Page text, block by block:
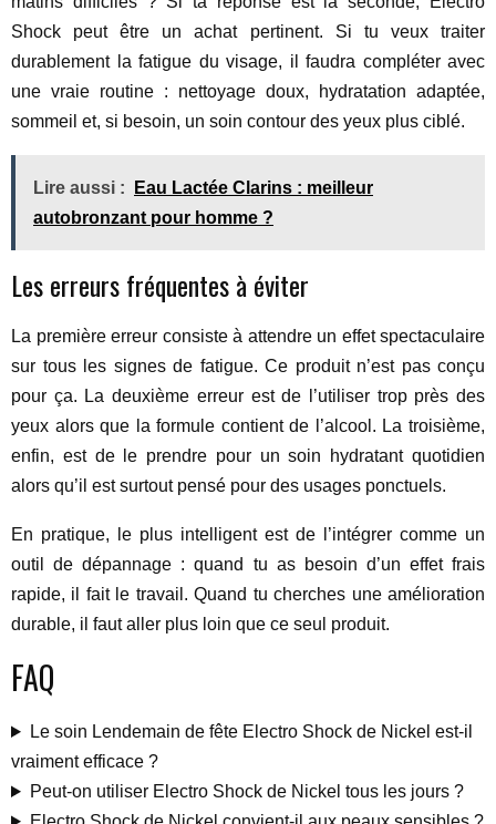
Shock peut être un achat pertinent. Si tu veux traiter
durablement la fatigue du visage, il faudra compléter avec
une vraie routine : nettoyage doux, hydratation adaptée,
sommeil et, si besoin, un soin contour des yeux plus ciblé.
Lire aussi :
Eau Lactée Clarins : meilleur
autobronzant pour homme ?
Les erreurs fréquentes à éviter
La première erreur consiste à attendre un effet spectaculaire
sur tous les signes de fatigue. Ce produit n’est pas conçu
pour ça. La deuxième erreur est de l’utiliser trop près des
yeux alors que la formule contient de l’alcool. La troisième,
enfin, est de le prendre pour un soin hydratant quotidien
alors qu’il est surtout pensé pour des usages ponctuels.
En pratique, le plus intelligent est de l’intégrer comme un
outil de dépannage : quand tu as besoin d’un effet frais
rapide, il fait le travail. Quand tu cherches une amélioration
durable, il faut aller plus loin que ce seul produit.
FAQ
Le soin Lendemain de fête Electro Shock de Nickel est-il
vraiment efficace ?
Peut-on utiliser Electro Shock de Nickel tous les jours ?